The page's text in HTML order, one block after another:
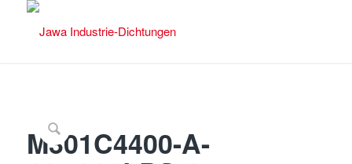
M301C4400-A-